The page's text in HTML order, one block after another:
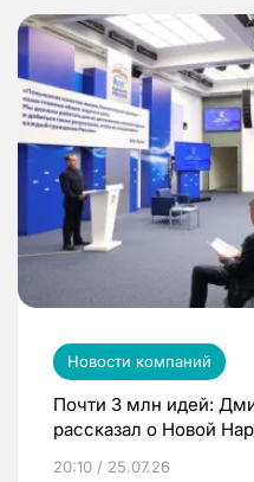
Новости компаний
Почти 3 млн идей:
рассказал о Новой
20:10 / 25.07.26